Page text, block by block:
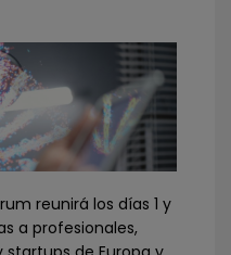
reunirá los días 1 y
a profesionales,